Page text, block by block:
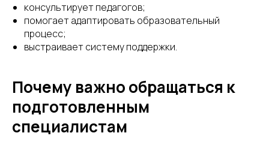
консультирует педагогов;
помогает адаптировать образовательный
процесс;
выстраивает систему поддержки.
Почему важно обращаться к
подготовленным
специалистам